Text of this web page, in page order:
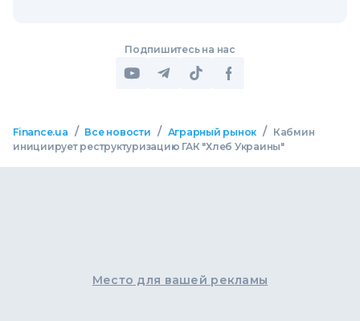
Подпишитесь на нас
Finance.ua / Все новости / Аграрный рынок /
Кабмин
инициирует реструктуризацию ГАК "Хлеб Украины"
Место для вашей рекламы